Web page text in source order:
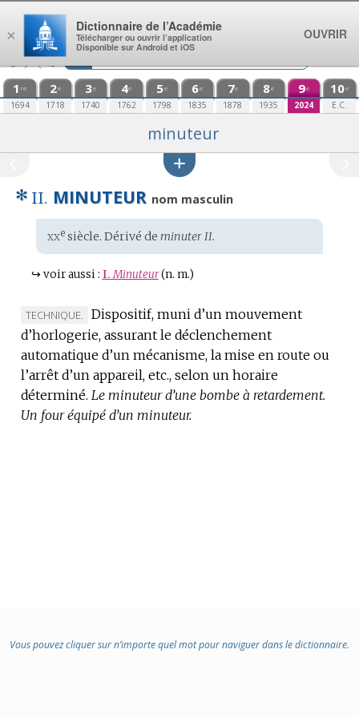
Aller au contenu
1 re
1694
2e
1718
3e
1740
4e
1762
5e
1798
6e
1835
7e
1878
8e
1935
9e
2024
10e
E.C.
minuteur
✻ II. MINUTEUR nom masculin
Étymologie
:
xxesiècle. Dérivé de minuter II.
↪ voir aussi : I.Minuteur (n. m.)
MARQUE
DE
DOMAINE
:
TECHNIQUE.
Dispositif, muni d’un mouvement
d’horlogerie, assurant le déclenchement
automatique d’un mécanisme, la mise en route ou
l’arrêt d’un appareil, etc., selon un horaire
déterminé. Le minuteur d’une bombe à retardement.
Un four équipé d’un minuteur.
Vous pouvez cliquer sur n’importe quel mot pour naviguer dans le dictionnaire.
×
Dictionnaire de l’Académie
Télécharger ou ouvrir l’application
Disponible sur Android et iOS
OUVRIR